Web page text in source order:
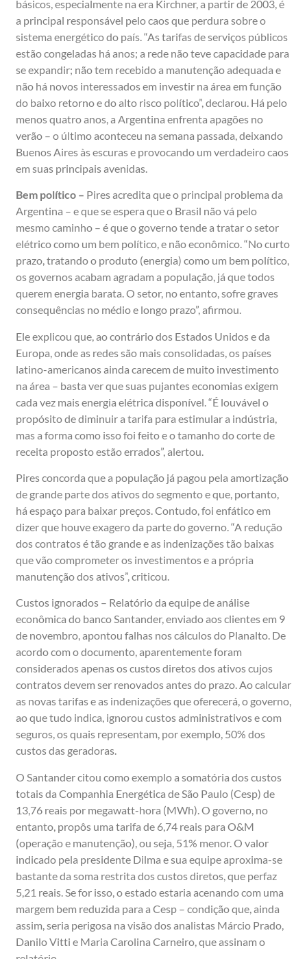
básicos, especialmente na era Kirchner, a partir de 2003, é
a principal responsável pelo caos que perdura sobre o
sistema energético do país. “As tarifas de serviços públicos
estão congeladas há anos; a rede não teve capacidade para
se expandir; não tem recebido a manutenção adequada e
não há novos interessados em investir na área em função
do baixo retorno e do alto risco político”, declarou. Há pelo
menos quatro anos, a Argentina enfrenta apagões no
verão – o último aconteceu na semana passada, deixando
Buenos Aires às escuras e provocando um verdadeiro caos
em suas principais avenidas.
Bem político – Pires acredita que o principal problema da
Argentina – e que se espera que o Brasil não vá pelo
mesmo caminho – é que o governo tende a tratar o setor
elétrico como um bem político, e não econômico. “No curto
prazo, tratando o produto (energia) como um bem político,
os governos acabam agradam a população, já que todos
querem energia barata. O setor, no entanto, sofre graves
consequências no médio e longo prazo”, afirmou.
Ele explicou que, ao contrário dos Estados Unidos e da
Europa, onde as redes são mais consolidadas, os países
latino-americanos ainda carecem de muito investimento
na área – basta ver que suas pujantes economias exigem
cada vez mais energia elétrica disponível. “É louvável o
propósito de diminuir a tarifa para estimular a indústria,
mas a forma como isso foi feito e o tamanho do corte de
receita proposto estão errados”, alertou.
Pires concorda que a população já pagou pela amortização
de grande parte dos ativos do segmento e que, portanto,
há espaço para baixar preços. Contudo, foi enfático em
dizer que houve exagero da parte do governo. “A redução
dos contratos é tão grande e as indenizações tão baixas
que vão comprometer os investimentos e a própria
manutenção dos ativos”, criticou.
Custos ignorados – Relatório da equipe de análise
econômica do banco Santander, enviado aos clientes em 9
de novembro, apontou falhas nos cálculos do Planalto. De
acordo com o documento, aparentemente foram
considerados apenas os custos diretos dos ativos cujos
contratos devem ser renovados antes do prazo. Ao calcular
as novas tarifas e as indenizações que oferecerá, o governo,
ao que tudo indica, ignorou custos administrativos e com
seguros, os quais representam, por exemplo, 50% dos
custos das geradoras.
O Santander citou como exemplo a somatória dos custos
totais da Companhia Energética de São Paulo (Cesp) de
13,76 reais por megawatt-hora (MWh). O governo, no
entanto, propôs uma tarifa de 6,74 reais para O&M
(operação e manutenção), ou seja, 51% menor. O valor
indicado pela presidente Dilma e sua equipe aproxima-se
bastante da soma restrita dos custos diretos, que perfaz
5,21 reais. Se for isso, o estado estaria acenando com uma
margem bem reduzida para a Cesp – condição que, ainda
assim, seria perigosa na visão dos analistas Márcio Prado,
Danilo Vitti e Maria Carolina Carneiro, que assinam o